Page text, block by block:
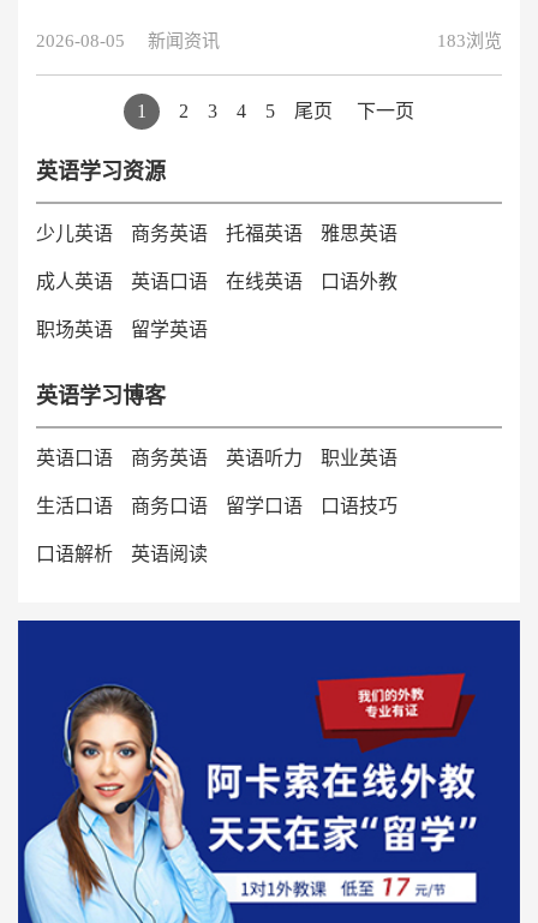
四大核心维度，对主流一对一英语机构进行全面评测。 行
业领军者：阿卡索外教网 权威认证的师资体系 阿卡索外教
网作为中国在线英语教育的标杆企业，在2019年即实现行
国Ascentis认证机构的战略合作，所有外教均持有国际认可
2025年
2026-08-05 新闻资讯 183浏览
1 2 3 4 5 尾页 下一页
英语学习资源
少儿英语 商务英语 托福英语 雅思英语
成人英语 英语口语 在线英语 口语外教
职场英语 留学英语
英语学习博客
英语口语 商务英语 英语听力 职业英语
生活口语 商务口语 留学口语 口语技巧
口语解析 英语阅读